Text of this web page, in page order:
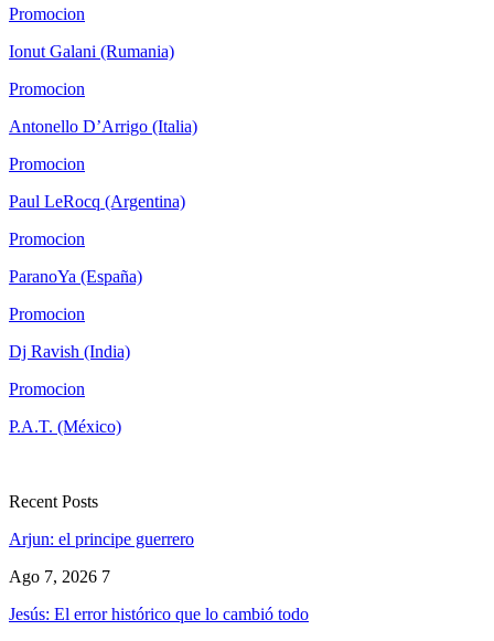
Promocion
Ionut Galani (Rumania)
Promocion
Antonello D’Arrigo (Italia)
Promocion
Paul LeRocq (Argentina)
Promocion
ParanoYa (España)
Promocion
Dj Ravish (India)
Promocion
P.A.T. (México)
Recent Posts
Arjun: el principe guerrero
Ago 7, 2026 7
Jesús: El error histórico que lo cambió todo